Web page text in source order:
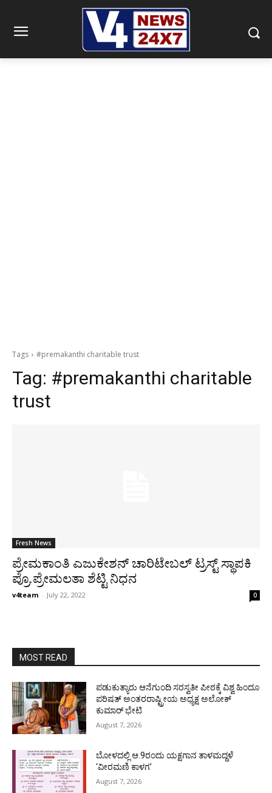
Tags #premakanthi charitable trust
Tag: #premakanthi charitable
trust
Fresh News
ಪ್ರೇಮಕಾಂತಿ ಎಜುಕೇಶನ್ ಚಾರಿಟೇಬಲ್ ಟ್ರಸ್ಟ್ ಸ್ಥಾಪಕಿ
ಪ್ರೊ.ಪ್ರೇಮಲತಾ ಶೆಟ್ಟಿ ನಿಧನ
v4team - July 22, 2022 0
MOST READ
ಪಡುಕುತ್ಯಾರು ಆನೆಗುಂದಿ ಸರಸ್ವತೀ ಪೀಠಕ್ಕೆ ವಿಶ್ವ ಹಿಂದೂ
ಪರಿಷತ್ ಅಂತರರಾಷ್ಟ್ರೀಯ ಅಧ್ಯಕ್ಷ ಅಲೋಕ್
ಕುಮಾರ್ ಭೇಟಿ
August 7, 2026
ಬೋಳದಲ್ಲಿ ಆ.9ರಂದು ಯಕ್ಷಗಾನ ತಾಳಮದ್ದಳೆ
‘ವೀರಮಣಿ ಕಾಳಗ’
August 7, 2026